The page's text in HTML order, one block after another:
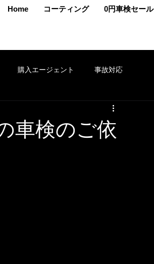
Home コーティング 0円車検セール
購入エージェント 事故対応
車メンテナンス
車検のご依